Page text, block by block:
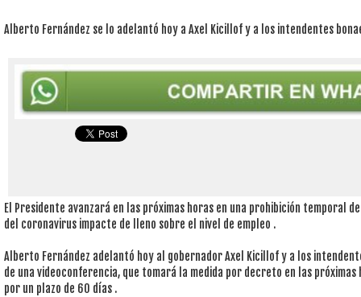
Alberto Fernández se lo adelantó hoy a Axel Kicillof y a los intendentes
El Presidente avanzará en las próximas horas en una prohibición temporal
del coronavirus impacte de lleno sobre el nivel de empleo .
Alberto Fernández adelantó hoy al gobernador Axel Kicillof y a los
de una videoconferencia, que tomará la medida por decreto en las
por un plazo de 60 días .